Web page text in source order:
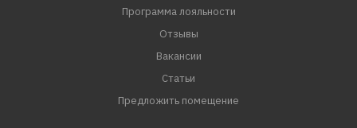
Программа лояльности
Отзывы
Вакансии
Статьи
Предложить помещение